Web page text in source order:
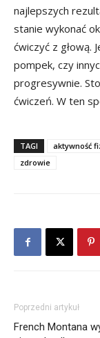
najlepszych
stanie wykonać
ćwiczyć z głową.
pompek, czy
progresywnie.
ćwiczeń. W ten
TAGI aktywność
zdrowie
Poprzedni artykuł
French Montana